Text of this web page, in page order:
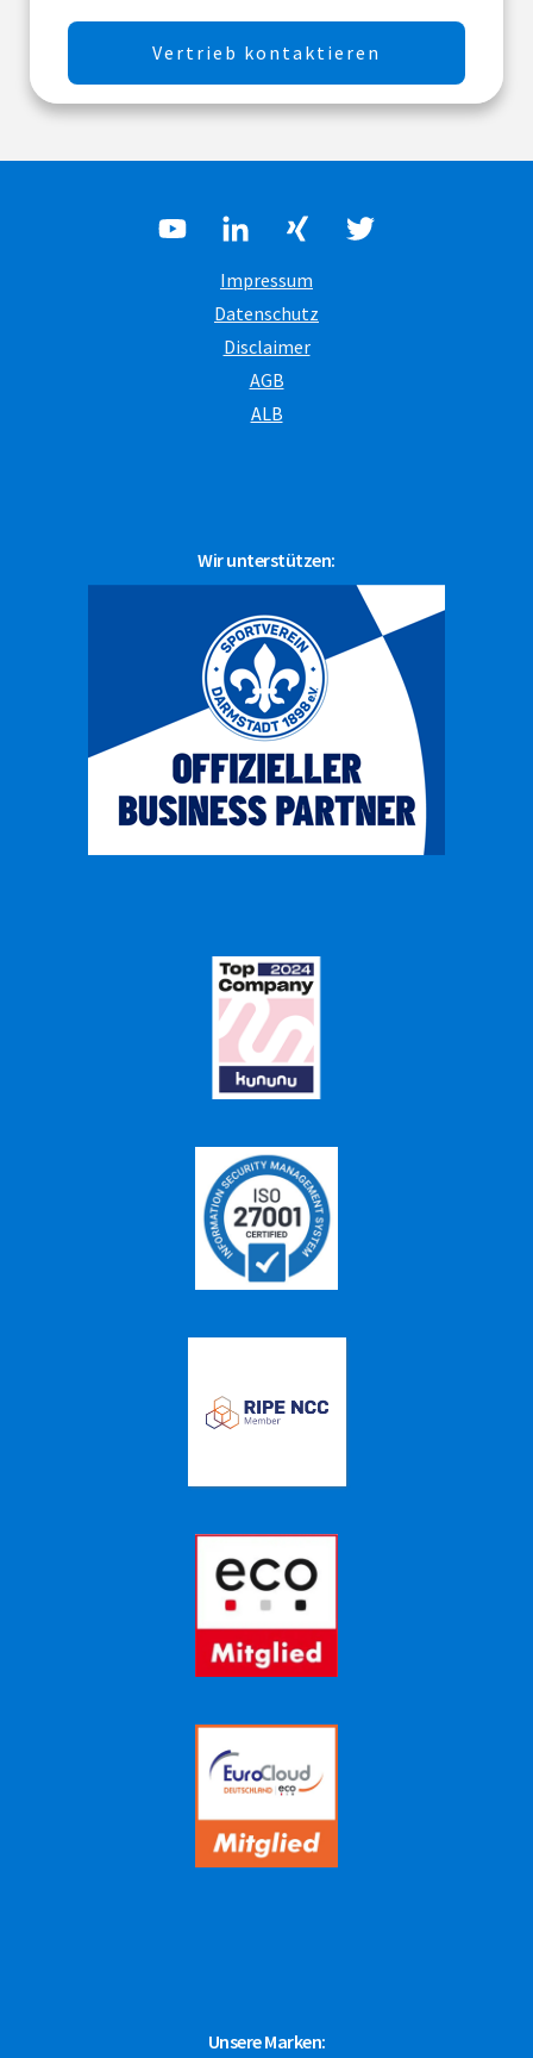
Vertrieb kontaktieren
Wir unterstützen:
Impressum
Datenschutz
Disclaimer
AGB
ALB
Unsere Marken: